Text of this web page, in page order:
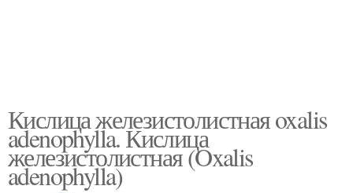
Кислица железистолистная oxalis
adenophylla. Кислица
железистолистная (Oxalis
adenophylla)